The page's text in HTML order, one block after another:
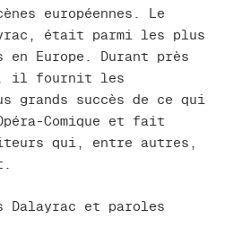
européennes. Le
était parmi les plus
en Europe. Durant près
il fournit les
grands succès de ce qui
Comique et fait
qui, entre autres,
Dalayrac et paroles